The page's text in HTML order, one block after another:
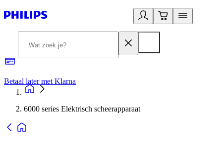
Betaal later met Klarna
6000 series Elektrisch scheerapparaat